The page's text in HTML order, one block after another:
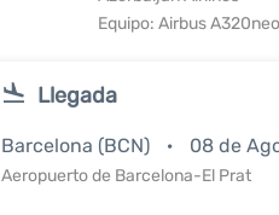
Equipo: Airbus A320neo
Llegada
Barcelona (BCN) 08 de
Aeropuerto de Barcelona-El Prat